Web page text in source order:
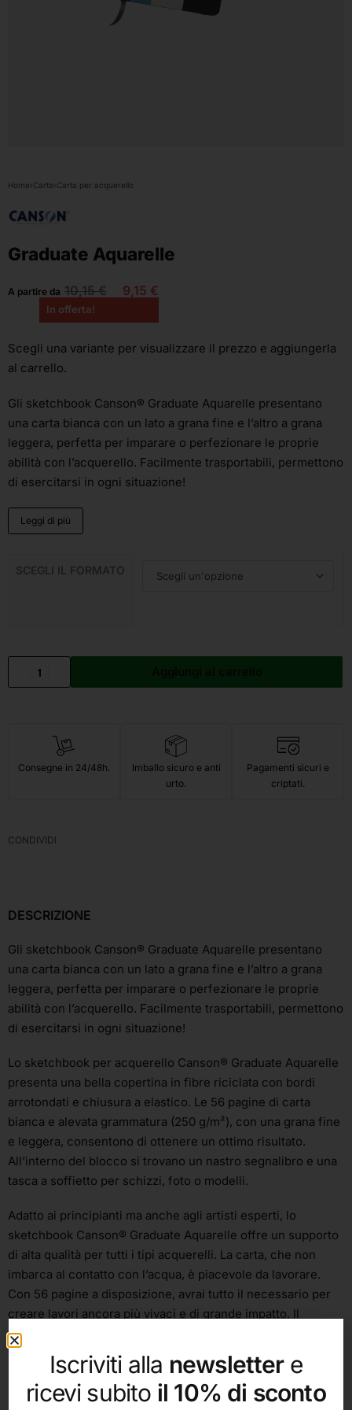
Home›Carta›Carta per acquerello
Graduate Aquarelle
A partire da 10,15€ 9,15 €
In offerta!
Scegli una variante per visualizzare il prezzo e aggiungerla
al carrello.
Gli sketchbook Canson® Graduate Aquarelle presentano
una carta bianca con un lato a grana fine e l’altro a grana
leggera, perfetta per imparare o perfezionare le proprie
abilità con l’acquerello. Facilmente trasportabili, permettono
di esercitarsi in ogni situazione!
Leggi di più
SCEGLI IL FORMATO
Consegne in 24/48h.
Imballo sicuro e anti
urto.
Pagamenti sicuri e
criptati.
CONDIVIDI
DESCRIZIONE
Gli sketchbook Canson® Graduate Aquarelle presentano
una carta bianca con un lato a grana fine e l’altro a grana
leggera, perfetta per imparare o perfezionare le proprie
abilità con l’acquerello. Facilmente trasportabili, permettono
di esercitarsi in ogni situazione!
Lo sketchbook per acquerello Canson® Graduate Aquarelle
presenta una bella copertina in fibre riciclata con bordi
arrotondati e chiusura a elastico. Le 56 pagine di carta
bianca e alevata grammatura (250 g/m²), con una grana fine
e leggera, consentono di ottenere un ottimo risultato.
All’interno del blocco si trovano un nastro segnalibro e una
tasca a soffietto per schizzi, foto o modelli.
Adatto ai principianti ma anche agli artisti esperti, lo
sketchbook Canson® Graduate Aquarelle offre un supporto
di alta qualità per tutti i tipi acquerelli. La carta, che non
imbarca al contatto con l’acqua, è piacevole da lavorare.
Con 56 pagine a disposizione, avrai tutto il necessario per
creare lavori ancora più vivaci e di grande impatto. Il
sistema di rilegatura consente di aprire il blocco in piano,
per dipingere nelle condizioni ottimali.
Ideale per l’acquerello, consente di utilizzare altre tecniche
Iscriviti alla newslettere
ricevi subito il 10% di sconto